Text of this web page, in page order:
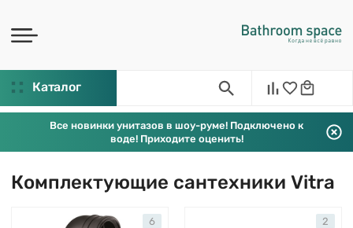
Каталог
Все новинки унитазов в шоу-руме! Подключено к
воде! Приходите оценить!
Комплектующие сантехники Vitra
6 2